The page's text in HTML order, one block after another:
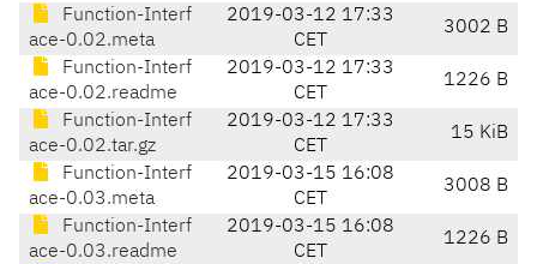
Function-Interf
ace-0.02.meta
2019-03-12 17:33
CET
3002 B
Function-Interf
ace-0.02.readme
2019-03-12 17:33
CET
1226 B
Function-Interf
ace-0.02.tar.gz
2019-03-12 17:33
CET
15 KiB
Function-Interf
ace-0.03.meta
2019-03-15 16:08
CET
3008 B
Function-Interf
ace-0.03.readme
2019-03-15 16:08
CET
1226 B